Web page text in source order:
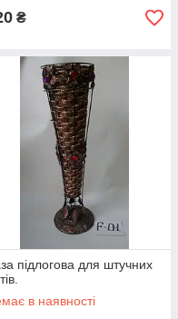
з штучних гілок
на металевому
₴
підлогова для штучних
в наявності